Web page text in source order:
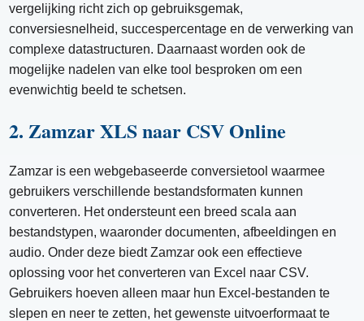
vergelijking richt zich op gebruiksgemak,
conversiesnelheid, succespercentage en de verwerking van
complexe datastructuren. Daarnaast worden ook de
mogelijke nadelen van elke tool besproken om een ​​
evenwichtig beeld te schetsen.
2. Zamzar XLS naar CSV Online
Zamzar is een webgebaseerde conversietool waarmee
gebruikers verschillende bestandsformaten kunnen
converteren. Het ondersteunt een breed scala aan
bestandstypen, waaronder documenten, afbeeldingen en
audio. Onder deze biedt Zamzar ook een effectieve
oplossing voor het converteren van Excel naar CSV.
Gebruikers hoeven alleen maar hun Excel-bestanden te
slepen en neer te zetten, het gewenste uitvoerformaat te